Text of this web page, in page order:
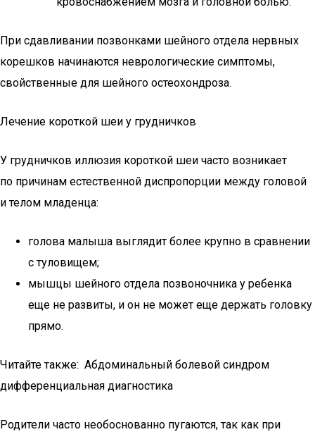
При сдавливании позвонками шейного отдела нервных
корешков начинаются неврологические симптомы,
свойственные для шейного остеохондроза.
Лечение короткой шеи у грудничков
У грудничков иллюзия короткой шеи часто возникает
по причинам естественной диспропорции между головой
и телом младенца:
голова малыша выглядит более крупно в сравнении
с туловищем;
мышцы шейного отдела позвоночника у ребенка
еще не развиты, и он не может еще держать головку
прямо.
Читайте также: Абдоминальный болевой синдром
дифференциальная диагностика
Родители часто необоснованно пугаются, так как при